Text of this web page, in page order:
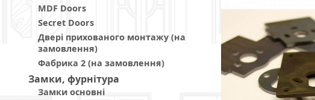
MDF Doors
Secret Doors
Двері прихованого монтажу (на
замовлення)
Фабрика 2 (на замовлення)
Замки, фурнітура
Замки основні